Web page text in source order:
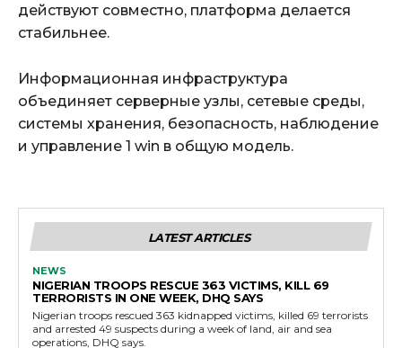
действуют совместно, платформа делается
стабильнее.
Информационная инфраструктура
объединяет серверные узлы, сетевые среды,
системы хранения, безопасность, наблюдение
и управление 1 win в общую модель.
LATEST ARTICLES
NEWS
NIGERIAN TROOPS RESCUE 363 VICTIMS, KILL 69
TERRORISTS IN ONE WEEK, DHQ SAYS
Nigerian troops rescued 363 kidnapped victims, killed 69 terrorists
and arrested 49 suspects during a week of land, air and sea
operations, DHQ says.